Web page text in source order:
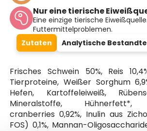
Nur eine tierische
Eine einzige tierische
Futtermittelproblemen.
Zutaten
Analytische
Frisches Schwein 50%, Reis
Tierproteine, Weißer Sorghum
Hefen, Kartoffeleiweiß,
Mineralstoffe, Hühnerfett*,
cranberries 0,92%, Inulin aus
FOS) 0,1%, Mannan-